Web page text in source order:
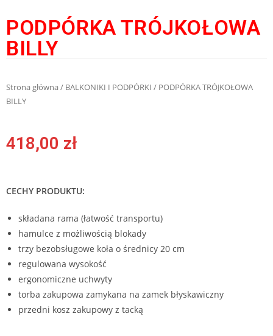
PODPÓRKA TRÓJKOŁOWA
BILLY
Strona główna/ BALKONIKI I PODPÓRKI / PODPÓRKA TRÓJKOŁOWA
BILLY
418,00 zł
CECHY PRODUKTU:
składana rama (łatwość transportu)
hamulce z możliwością blokady
trzy bezobsługowe koła o średnicy 20 cm
regulowana wysokość
ergonomiczne uchwyty
torba zakupowa zamykana na zamek błyskawiczny
przedni kosz zakupowy z tacką